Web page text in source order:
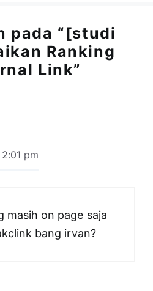
pada “[studi
Ranking
Link”
pm
masih on page saja
bang irvan?